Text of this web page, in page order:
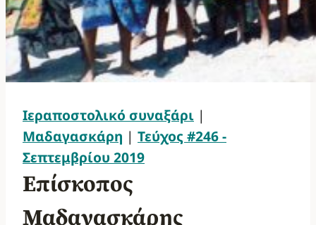
Ιεραποστολικό συναξάρι |
Μαδαγασκάρη | Τεύχος #246 -
Σεπτεμβρίου 2019
Επίσκοπος
Μαδαγασκάρης